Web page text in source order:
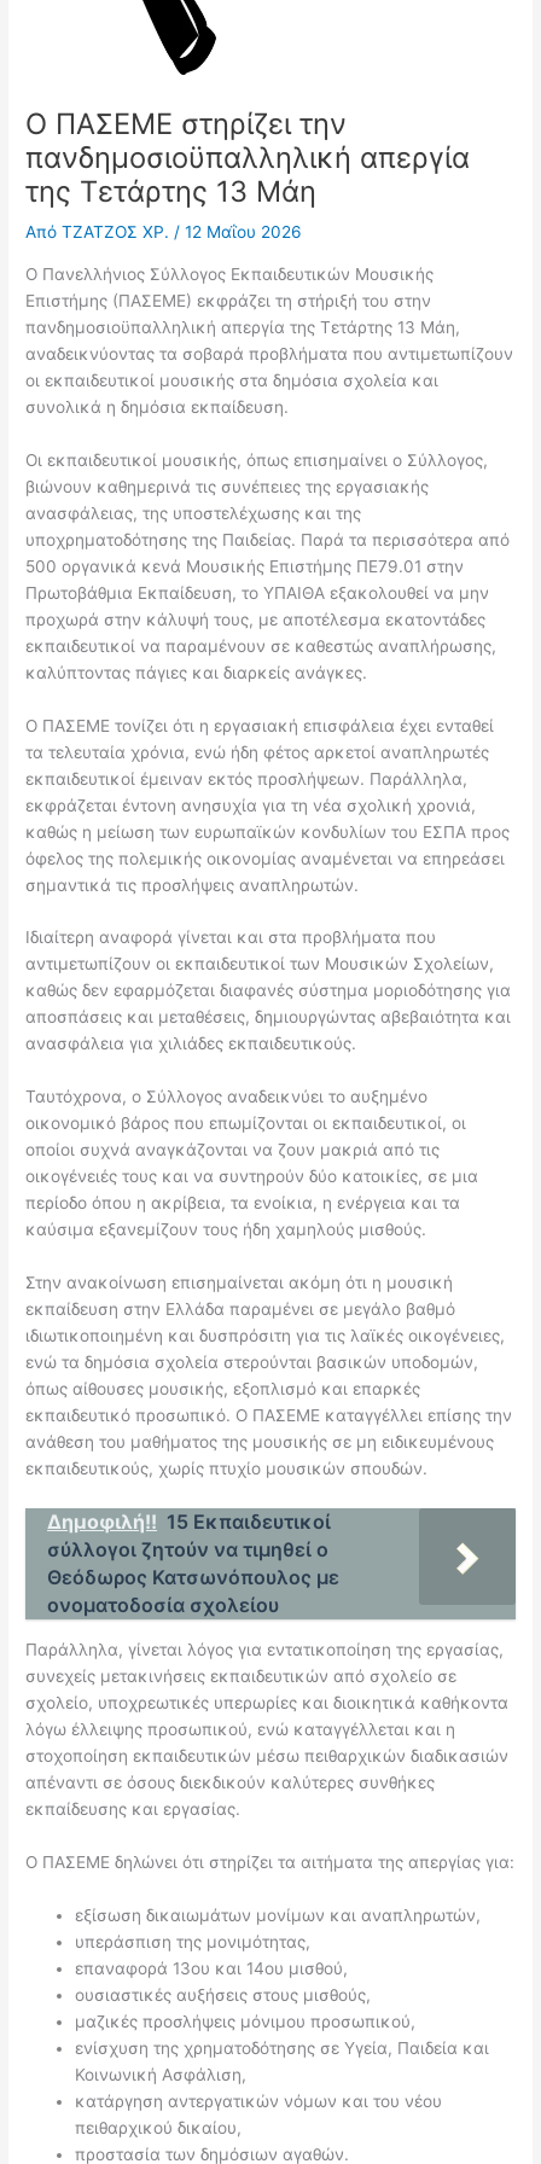
Ο ΠΑΣΕΜΕ στηρίζει την
πανδημοσιοϋπαλληλική απεργία
της Τετάρτης 13 Μάη
ΑπόΤΖΑΤΖΟΣ ΧΡ. /12 Μαΐου 2026
Ο Πανελλήνιος Σύλλογος Εκπαιδευτικών Μουσικής
Επιστήμης (ΠΑΣΕΜΕ) εκφράζει τη στήριξή του στην
πανδημοσιοϋπαλληλική απεργία της Τετάρτης 13 Μάη,
αναδεικνύοντας τα σοβαρά προβλήματα που αντιμετωπίζουν
οι εκπαιδευτικοί μουσικής στα δημόσια σχολεία και
συνολικά η δημόσια εκπαίδευση.
Οι εκπαιδευτικοί μουσικής, όπως επισημαίνει ο Σύλλογος,
βιώνουν καθημερινά τις συνέπειες της εργασιακής
ανασφάλειας, της υποστελέχωσης και της
υποχρηματοδότησης της Παιδείας. Παρά τα περισσότερα από
500 οργανικά κενά Μουσικής Επιστήμης ΠΕ79.01 στην
Πρωτοβάθμια Εκπαίδευση, το ΥΠΑΙΘΑ εξακολουθεί να μην
προχωρά στην κάλυψή τους, με αποτέλεσμα εκατοντάδες
εκπαιδευτικοί να παραμένουν σε καθεστώς αναπλήρωσης,
καλύπτοντας πάγιες και διαρκείς ανάγκες.
Ο ΠΑΣΕΜΕ τονίζει ότι η εργασιακή επισφάλεια έχει ενταθεί
τα τελευταία χρόνια, ενώ ήδη φέτος αρκετοί αναπληρωτές
εκπαιδευτικοί έμειναν εκτός προσλήψεων. Παράλληλα,
εκφράζεται έντονη ανησυχία για τη νέα σχολική χρονιά,
καθώς η μείωση των ευρωπαϊκών κονδυλίων του ΕΣΠΑ προς
όφελος της πολεμικής οικονομίας αναμένεται να επηρεάσει
σημαντικά τις προσλήψεις αναπληρωτών.
Ιδιαίτερη αναφορά γίνεται και στα προβλήματα που
αντιμετωπίζουν οι εκπαιδευτικοί των Μουσικών Σχολείων,
καθώς δεν εφαρμόζεται διαφανές σύστημα μοριοδότησης για
αποσπάσεις και μεταθέσεις, δημιουργώντας αβεβαιότητα και
ανασφάλεια για χιλιάδες εκπαιδευτικούς.
Ταυτόχρονα, ο Σύλλογος αναδεικνύει το αυξημένο
οικονομικό βάρος που επωμίζονται οι εκπαιδευτικοί, οι
οποίοι συχνά αναγκάζονται να ζουν μακριά από τις
οικογένειές τους και να συντηρούν δύο κατοικίες, σε μια
περίοδο όπου η ακρίβεια, τα ενοίκια, η ενέργεια και τα
καύσιμα εξανεμίζουν τους ήδη χαμηλούς μισθούς.
Στην ανακοίνωση επισημαίνεται ακόμη ότι η μουσική
εκπαίδευση στην Ελλάδα παραμένει σε μεγάλο βαθμό
ιδιωτικοποιημένη και δυσπρόσιτη για τις λαϊκές οικογένειες,
ενώ τα δημόσια σχολεία στερούνται βασικών υποδομών,
όπως αίθουσες μουσικής, εξοπλισμό και επαρκές
εκπαιδευτικό προσωπικό. Ο ΠΑΣΕΜΕ καταγγέλλει επίσης την
ανάθεση του μαθήματος της μουσικής σε μη ειδικευμένους
εκπαιδευτικούς, χωρίς πτυχίο μουσικών σπουδών.
Δημοφιλή!! 15 Εκπαιδευτικοί
σύλλογοι ζητούν να τιμηθεί ο
Θεόδωρος Κατσωνόπουλος με
ονοματοδοσία σχολείου
Παράλληλα, γίνεται λόγος για εντατικοποίηση της εργασίας,
συνεχείς μετακινήσεις εκπαιδευτικών από σχολείο σε
σχολείο, υποχρεωτικές υπερωρίες και διοικητικά καθήκοντα
λόγω έλλειψης προσωπικού, ενώ καταγγέλλεται και η
στοχοποίηση εκπαιδευτικών μέσω πειθαρχικών διαδικασιών
απέναντι σε όσους διεκδικούν καλύτερες συνθήκες
εκπαίδευσης και εργασίας.
Ο ΠΑΣΕΜΕ δηλώνει ότι στηρίζει τα αιτήματα της απεργίας για:
εξίσωση δικαιωμάτων μονίμων και αναπληρωτών,
υπεράσπιση της μονιμότητας,
επαναφορά 13ου και 14ου μισθού,
ουσιαστικές αυξήσεις στους μισθούς,
μαζικές προσλήψεις μόνιμου προσωπικού,
ενίσχυση της χρηματοδότησης σε Υγεία, Παιδεία και
Κοινωνική Ασφάλιση,
κατάργηση αντεργατικών νόμων και του νέου
πειθαρχικού δικαίου,
προστασία των δημόσιων αγαθών.